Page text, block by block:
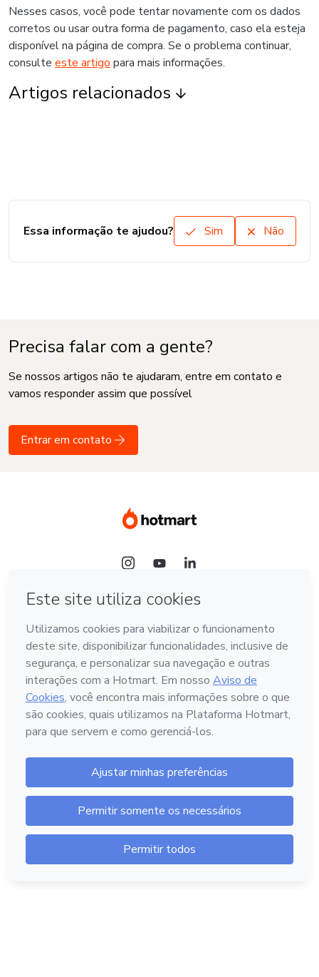
Nesses casos, você pode tentar novamente com os dados
corretos ou usar outra forma de pagamento, caso ela esteja
disponível na página de compra. Se o problema continuar,
consulte este artigo para mais informações.
Artigos relacionados
Essa informação te ajudou? Sim Não
Precisa falar com a gente?
Se nossos artigos não te ajudaram, entre em contato e
vamos responder assim que possível
Entrar em contato
Idioma
Português - Brasil
Hotmart — 2011-2026 © Todos os direitos reservados